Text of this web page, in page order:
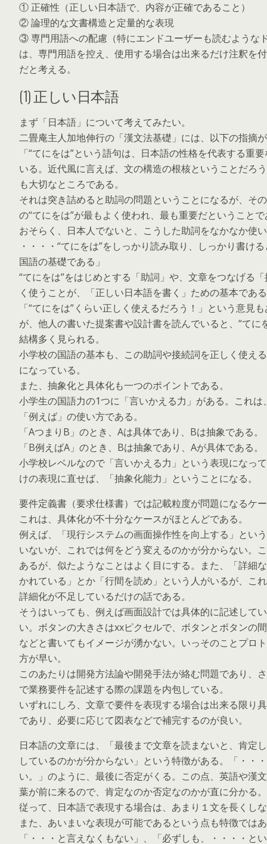
① 正確性（正しい日本語で、内容が正確であること）
② 論理的な文書構造と定量的な表現
③ 専門用語への配慮（特にエンドユーザーも読むような
は、専門用語を控え、使用する場合は出来るだけ注釈を
だと考える。
(1) 正しい日本語
まず「日本語」について考えてみたい。
二畳庵主人加地伸行の「漢文法基礎」には、以下の指摘
「“てにをは”という語句は、日本語の性格を代表する重
いる。近代風に言えば、文の構造の根核ということだろ
も大切なところである。
それは突き詰めると助詞の問題ということになるが、そ
の“てにをは”が最もよく使われ、最も重要だということ
おそらく、日本人でないと、こうした助詞をなかなか使
・・・・“てにをは”をしっかり読み取り、しっかり書け
国語の基礎である」
“てにをは”をはじめとする「助詞」や、文章をつなげる
く使うことが、「正しい日本語を書く」ための基本であ
「“てにをは”くらい正しく使えるだろう！」という意見
が、他人の書いた提案書や設計書を読んでいると、“てに
結構多く見られる。
小学校の国語の基本も、この助詞や接続詞を正しく使え
になっている。
また、抽象化と具体化も一つのポイントである。
小学生の国語力の1つに「言いかえる力」がある。これは
「例えば」の使い方である。
「AつまりB」のとき、Aは具体であり、Bは抽象である。
「B例えばA」のとき、Bは抽象であり、Aが具体である。
小学校レベルなので「言いかえる力」という表現になっ
けの表現に直せば、「抽象化能力」ということになる。
要件定義書（要求仕様書）では記載粒度が問題になるケ
これは、具体化が不十分なケースがほとんどである。
例えば、「現行システムの画面操作性を向上する」とい
いないが、これでは何をどう変えるのかが分からない。
あるが、似たようなことはよく目にする。また、「詳細
かれている」とか「行間を読め」という人がいるが、こ
詳細化が不足しているだけの話である。
そうはいっても、例えば画面設計では具体的に記述して
い。ボタンの大きさはxxピクセルで、ボタンとボタンの
などと書いてもイメージが湧かない。いっそのことプロ
方が早い。
このあたりは開発方法論や開発手法が絡む問題であり、
で業務要件を記述する際の課題を内包している。
いずれにしろ、文章で要件を表現する場合は出来る限り
であり、必要に応じて図表などで補完するのが良い。
日本語の文章には、「最後まで文章を読まないと、肯定
しているのかが分からない」という特徴がある。「・・
い。」のように、最後に否定がくる。この点、英語や漢
葉が前に来るので、肯定なのか否定なのかが直に分かる。
従って、日本語で表現する場合は、あまり１文を長くし
また、あいまいな表現が可能であるという点も特徴では
「・・・と言えなくもない」、「必ずしも、・・・・と